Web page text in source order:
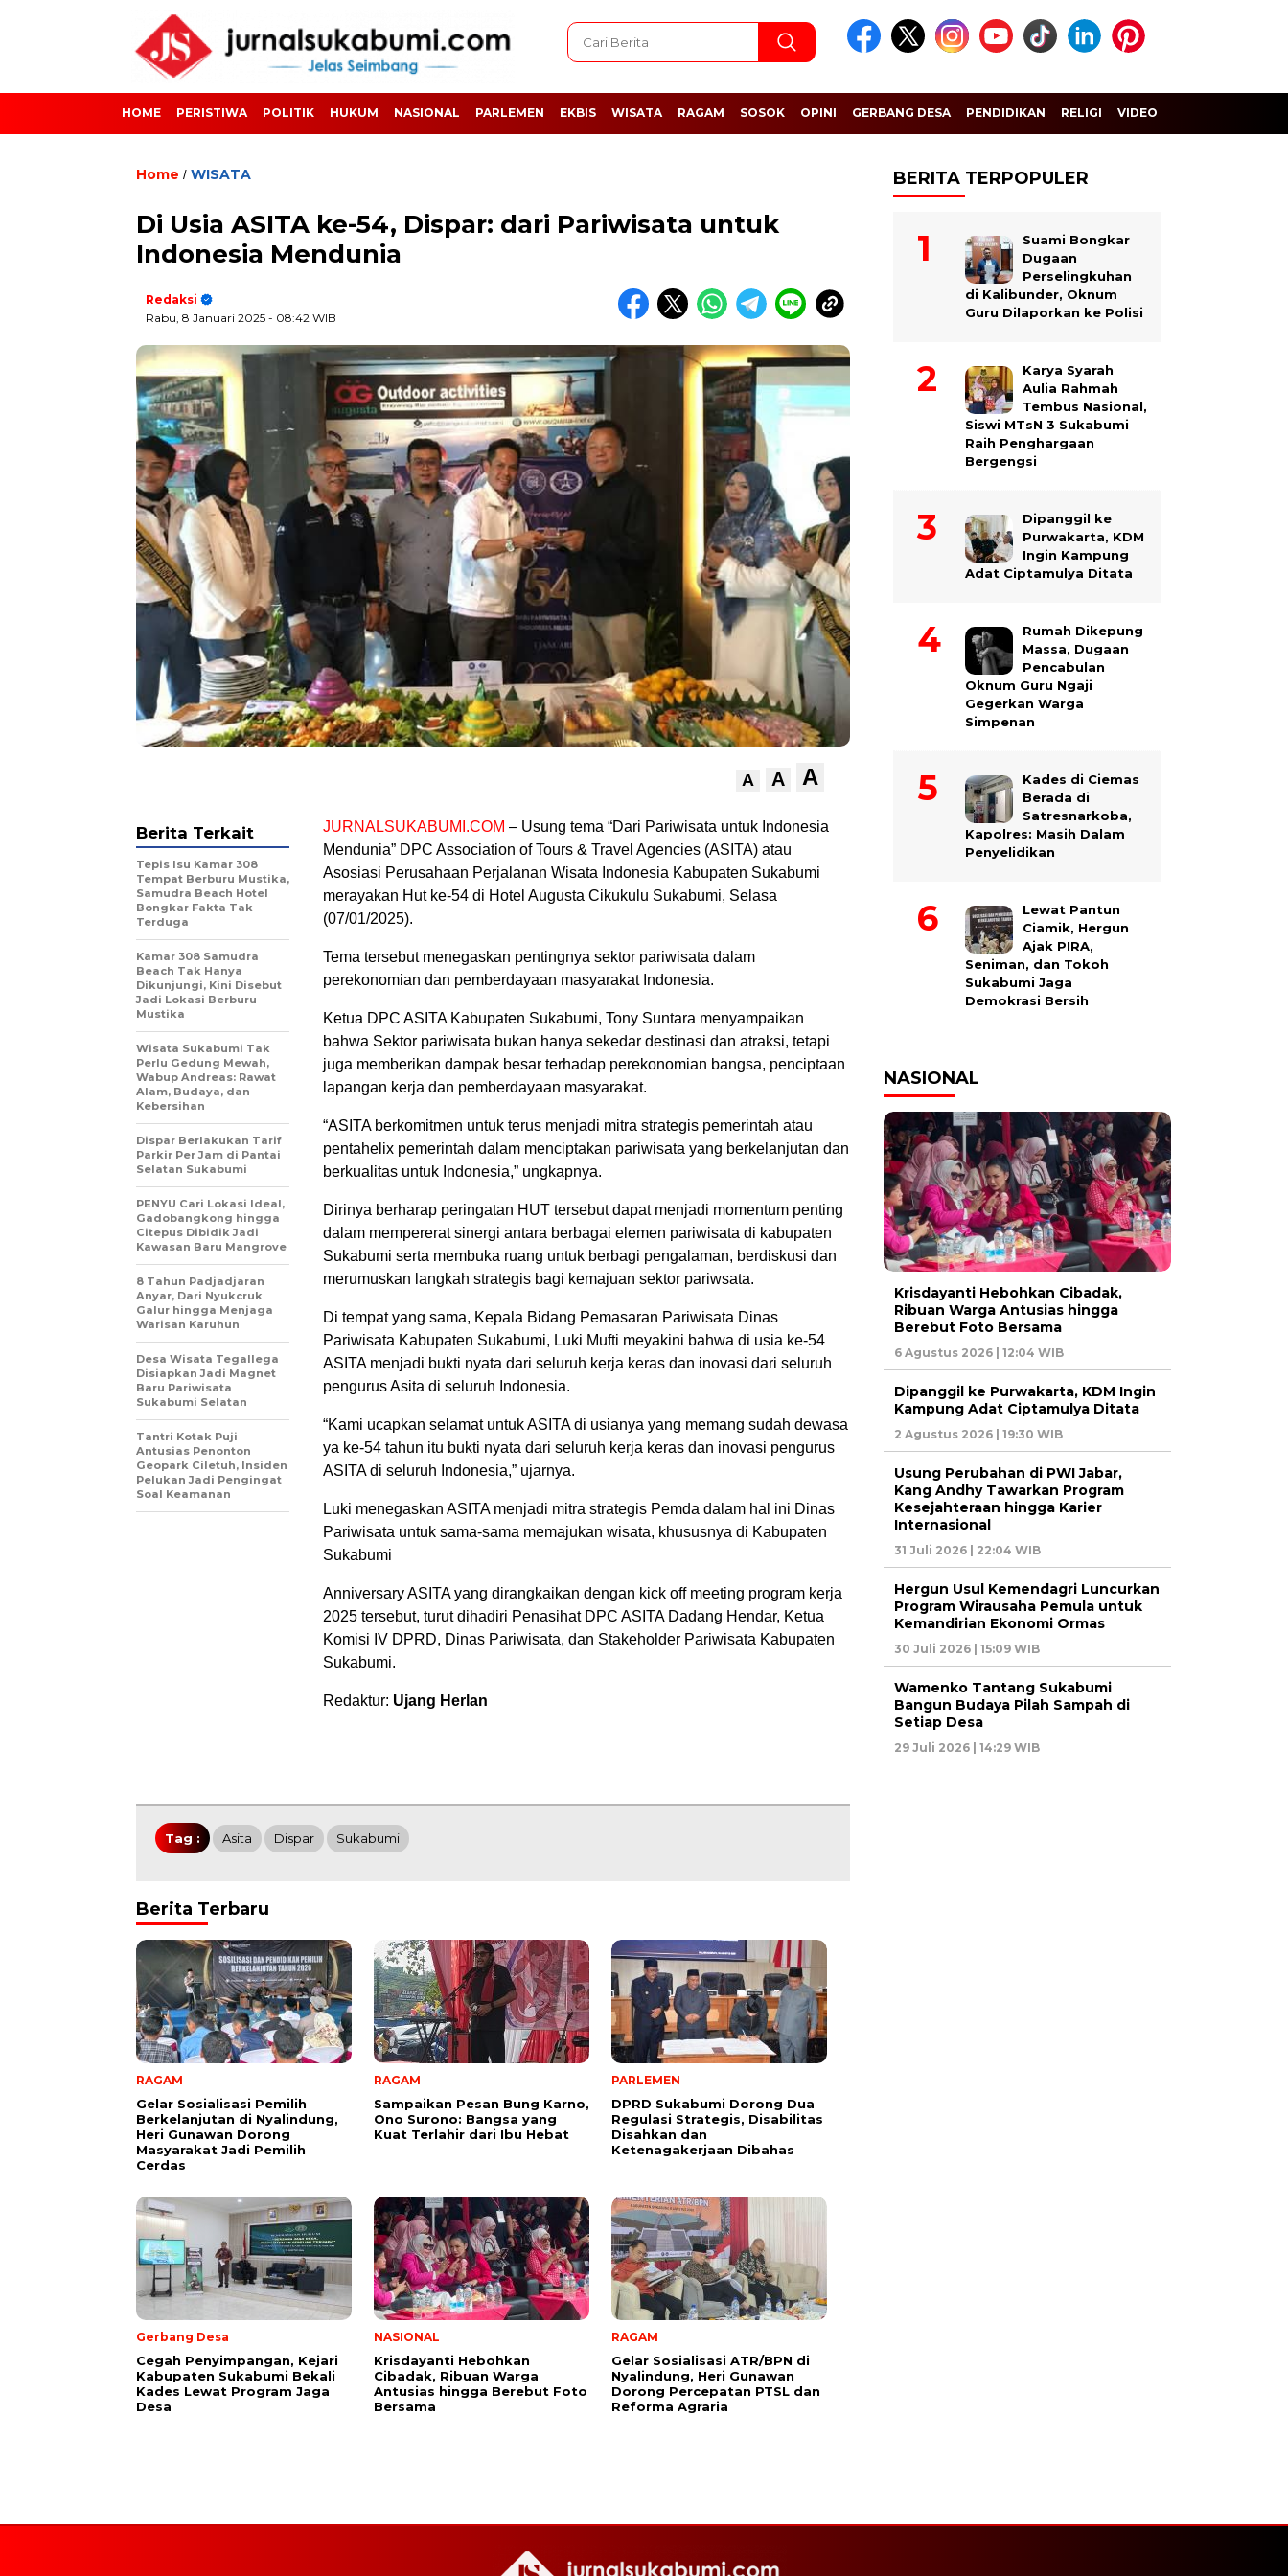
HOME PERISTIWA POLITIK HUKUM NASIONAL PARLEMEN EKBIS WISATA RAGAM SOSOK OPINI GERBANG DESA PENDIDIKAN RELIGI VIDEO
Home / WISATA
Di Usia ASITA ke-54, Dispar: dari Pariwisata untuk
Indonesia Mendunia
Redaksi
Rabu, 8 Januari 2025 - 08:42 WIB
A A A
JURNALSUKABUMI.COM – Usung tema “Dari Pariwisata untuk Indonesia
Mendunia” DPC Association of Tours & Travel Agencies (ASITA) atau
Asosiasi Perusahaan Perjalanan Wisata Indonesia Kabupaten Sukabumi
merayakan Hut ke-54 di Hotel Augusta Cikukulu Sukabumi, Selasa
(07/01/2025).
Tema tersebut menegaskan pentingnya sektor pariwisata dalam
perekonomian dan pemberdayaan masyarakat Indonesia.
Ketua DPC ASITA Kabupaten Sukabumi, Tony Suntara menyampaikan
bahwa Sektor pariwisata bukan hanya sekedar destinasi dan atraksi, tetapi
juga memberikan dampak besar terhadap perekonomian bangsa, penciptaan
lapangan kerja dan pemberdayaan masyarakat.
“ASITA berkomitmen untuk terus menjadi mitra strategis pemerintah atau
pentahelix pemerintah dalam menciptakan pariwisata yang berkelanjutan dan
berkualitas untuk Indonesia,” ungkapnya.
Dirinya berharap peringatan HUT tersebut dapat menjadi momentum penting
dalam mempererat sinergi antara berbagai elemen pariwisata di kabupaten
Sukabumi serta membuka ruang untuk berbagi pengalaman, berdiskusi dan
merumuskan langkah strategis bagi kemajuan sektor pariwsata.
Di tempat yang sama, Kepala Bidang Pemasaran Pariwisata Dinas
Pariwisata Kabupaten Sukabumi, Luki Mufti meyakini bahwa di usia ke-54
ASITA menjadi bukti nyata dari seluruh kerja keras dan inovasi dari seluruh
pengurus Asita di seluruh Indonesia.
“Kami ucapkan selamat untuk ASITA di usianya yang memang sudah dewasa
ya ke-54 tahun itu bukti nyata dari seluruh kerja keras dan inovasi pengurus
ASITA di seluruh Indonesia,” ujarnya.
Luki menegaskan ASITA menjadi mitra strategis Pemda dalam hal ini Dinas
Pariwisata untuk sama-sama memajukan wisata, khususnya di Kabupaten
Sukabumi
Anniversary ASITA yang dirangkaikan dengan kick off meeting program kerja
2025 tersebut, turut dihadiri Penasihat DPC ASITA Dadang Hendar, Ketua
Komisi IV DPRD, Dinas Pariwisata, dan Stakeholder Pariwisata Kabupaten
Sukabumi.
Redaktur: Ujang Herlan
Berita Terkait
Tepis Isu Kamar 308
Tempat Berburu Mustika,
Samudra Beach Hotel
Bongkar Fakta Tak
Terduga
Kamar 308 Samudra
Beach Tak Hanya
Dikunjungi, Kini Disebut
Jadi Lokasi Berburu
Mustika
Wisata Sukabumi Tak
Perlu Gedung Mewah,
Wabup Andreas: Rawat
Alam, Budaya, dan
Kebersihan
Dispar Berlakukan Tarif
Parkir Per Jam di Pantai
Selatan Sukabumi
PENYU Cari Lokasi Ideal,
Gadobangkong hingga
Citepus Dibidik Jadi
Kawasan Baru Mangrove
8 Tahun Padjadjaran
Anyar, Dari Nyukcruk
Galur hingga Menjaga
Warisan Karuhun
Desa Wisata Tegallega
Disiapkan Jadi Magnet
Baru Pariwisata
Sukabumi Selatan
Tantri Kotak Puji
Antusias Penonton
Geopark Ciletuh, Insiden
Pelukan Jadi Pengingat
Soal Keamanan
Tag : Asita Dispar Sukabumi
Berita Terbaru
RAGAM
Gelar Sosialisasi Pemilih
Berkelanjutan di Nyalindung,
Heri Gunawan Dorong
Masyarakat Jadi Pemilih
Cerdas
RAGAM
Sampaikan Pesan Bung Karno,
Ono Surono: Bangsa yang
Kuat Terlahir dari Ibu Hebat
PARLEMEN
DPRD Sukabumi Dorong Dua
Regulasi Strategis, Disabilitas
Disahkan dan
Ketenagakerjaan Dibahas
Gerbang Desa
Cegah Penyimpangan, Kejari
Kabupaten Sukabumi Bekali
Kades Lewat Program Jaga
Desa
NASIONAL
Krisdayanti Hebohkan
Cibadak, Ribuan Warga
Antusias hingga Berebut Foto
Bersama
RAGAM
Gelar Sosialisasi ATR/BPN di
Nyalindung, Heri Gunawan
Dorong Percepatan PTSL dan
Reforma Agraria
BERITA TERPOPULER
Suami Bongkar
Dugaan
Perselingkuhan
di Kalibunder, Oknum
Guru Dilaporkan ke Polisi
Karya Syarah
Aulia Rahmah
Tembus Nasional,
Siswi MTsN 3 Sukabumi
Raih Penghargaan
Bergengsi
Dipanggil ke
Purwakarta, KDM
Ingin Kampung
Adat Ciptamulya Ditata
Rumah Dikepung
Massa, Dugaan
Pencabulan
Oknum Guru Ngaji
Gegerkan Warga
Simpenan
Kades di Ciemas
Berada di
Satresnarkoba,
Kapolres: Masih Dalam
Penyelidikan
Lewat Pantun
Ciamik, Hergun
Ajak PIRA,
Seniman, dan Tokoh
Sukabumi Jaga
Demokrasi Bersih
NASIONAL
Krisdayanti Hebohkan Cibadak,
Ribuan Warga Antusias hingga
Berebut Foto Bersama
6 Agustus 2026 | 12:04 WIB
Dipanggil ke Purwakarta, KDM Ingin
Kampung Adat Ciptamulya Ditata
2 Agustus 2026 | 19:30 WIB
Usung Perubahan di PWI Jabar,
Kang Andhy Tawarkan Program
Kesejahteraan hingga Karier
Internasional
31 Juli 2026 | 22:04 WIB
Hergun Usul Kemendagri Luncurkan
Program Wirausaha Pemula untuk
Kemandirian Ekonomi Ormas
30 Juli 2026 | 15:09 WIB
Wamenko Tantang Sukabumi
Bangun Budaya Pilah Sampah di
Setiap Desa
29 Juli 2026 | 14:29 WIB